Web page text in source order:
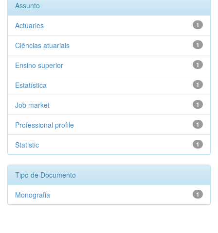
Assunto
1
Actuaries
1
Ciências atuariais
1
Ensino superior
1
Estatística
1
Job market
1
Professional profile
1
Statistic
Tipo de Documento
1
Monografia